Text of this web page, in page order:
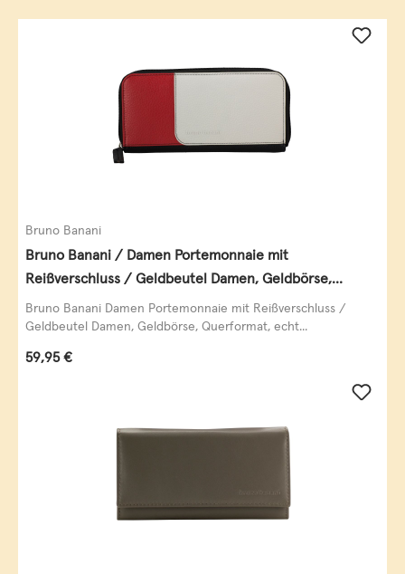
Bruno Banani
Bruno Banani / Damen Portemonnaie mit
Reißverschluss / Geldbeutel Damen, Geldbörse,
Querformat, echt Leder, black/white/red
Bruno Banani Damen Portemonnaie mit Reißverschluss /
Geldbeutel Damen, Geldbörse, Querformat, echt...
Regulärer Preis:
59,95 €